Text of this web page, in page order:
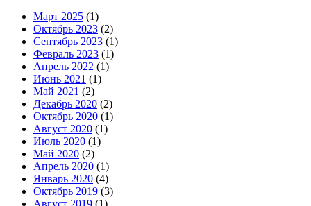
Март 2025 (1)
Октябрь 2023 (2)
Сентябрь 2023 (1)
Февраль 2023 (1)
Апрель 2022 (1)
Июнь 2021 (1)
Май 2021 (2)
Декабрь 2020 (2)
Октябрь 2020 (1)
Август 2020 (1)
Июль 2020 (1)
Май 2020 (2)
Апрель 2020 (1)
Январь 2020 (4)
Октябрь 2019 (3)
Август 2019 (1)